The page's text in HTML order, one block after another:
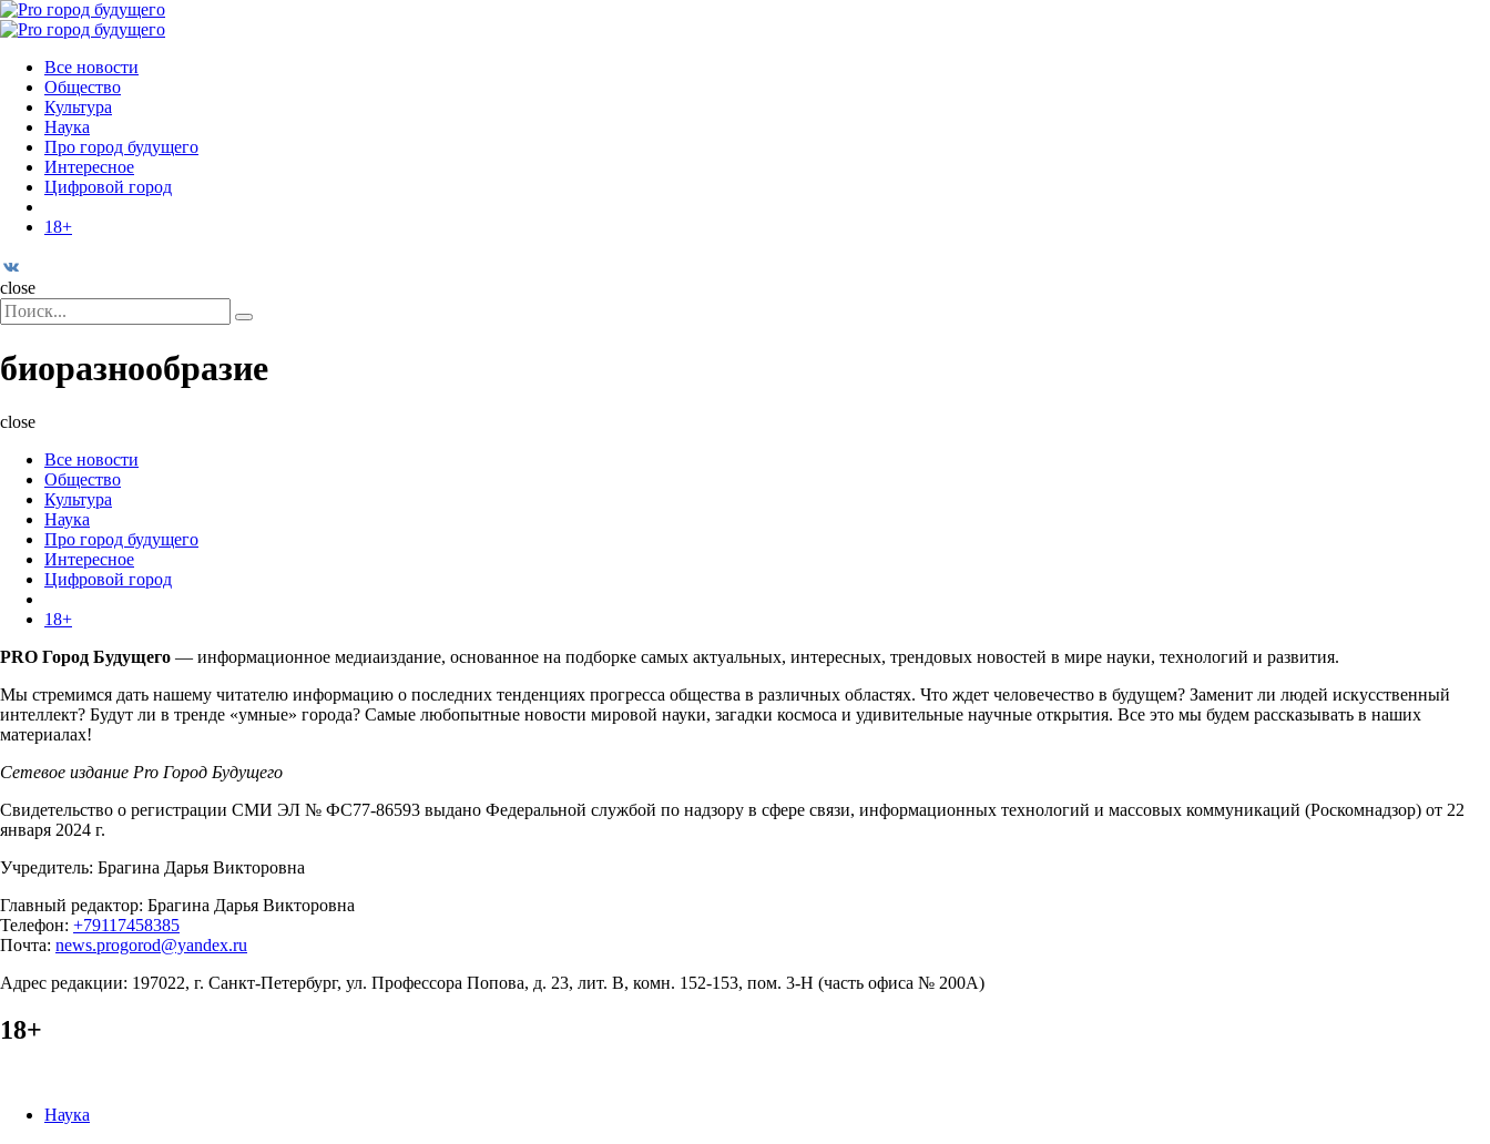
Menu
Поиск
Menu
Pro
Все новости
Общество
Культура
Наука
Про город будущего
Интересное
Цифровой город
18+
Поиск
close
Search
for:
Поиск
биоразнообразие
close
Все новости
Общество
Культура
Наука
Про город будущего
Интересное
Цифровой город
18+
PRO Город Будущего — информационное медиаиздание, основанное на подборке самых актуальных, интересных, трендовых новостей в мире науки, технологий и развития.
Мы стремимся дать нашему читателю информацию о последних тенденциях прогресса общества в различных областях. Что ждет человечество в будущем? Заменит ли людей искусственный
интеллект? Будут ли в тренде «умные» города? Самые любопытные новости мировой науки, загадки космоса и удивительные научные открытия. Все это мы будем рассказывать в наших
материалах!
Сетевое издание Pro Город Будущего
Свидетельство о регистрации СМИ ЭЛ № ФС77-86593 выдано Федеральной службой по надзору в сфере связи, информационных технологий и массовых коммуникаций (Роскомнадзор) от 22
января 2024 г.
Учредитель: Брагина Дарья Викторовна
Главный редактор: Брагина Дарья Викторовна
Телефон: +79117458385
Почта: news.progorod@yandex.ru
Адрес редакции: 197022, г. Санкт-Петербург, ул. Профессора Попова, д. 23, лит. В, комн. 152-153, пом. 3-Н (часть офиса № 200А)
18+
Категории
Наука